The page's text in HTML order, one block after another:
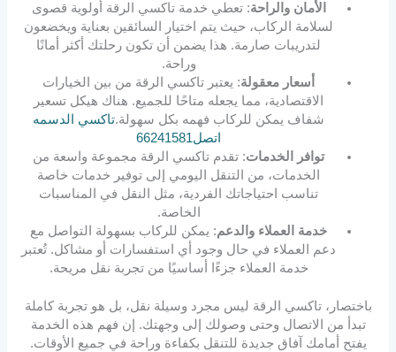
الأمان والراحة: تعطي خدمة تاكسي الرقة أولوية قصوى
لسلامة الركاب، حيث يتم اختيار السائقين بعناية ويخضعون
لتدريبات صارمة. هذا يضمن أن تكون رحلتك أكثر أمانًا
وراحة.
أسعار معقولة: يعتبر تاكسي الرقة من بين الخيارات
الاقتصادية، مما يجعله متاحًا للجميع. هناك هيكل تسعير
شفاف يمكن للركاب فهمه بكل سهولة.تاكسي الدسمه
اتصل66241581
توافر الخدمات: تقدم تاكسي الرقة مجموعة واسعة من
الخدمات، من التنقل اليومي إلى توفير خدمات خاصة
تناسب احتياجاتك الفردية، مثل النقل في المناسبات
الخاصة.
خدمة العملاء والدعم: يمكن للركاب بسهولة التواصل مع
دعم العملاء في حال وجود أي استفسارات أو مشاكل. تُعتبر
خدمة العملاء جزءًا أساسيًا من تجربة نقل مريحة.
باختصار، تاكسي الرقة ليس مجرد وسيلة نقل، بل هو تجربة كاملة
تبدأ من الاتصال وحتى وصولك إلى وجهتك. إن فهم هذه الخدمة
يفتح أمامك آفاق جديدة للتنقل بكفاءة وراحة في جميع الأوقات.